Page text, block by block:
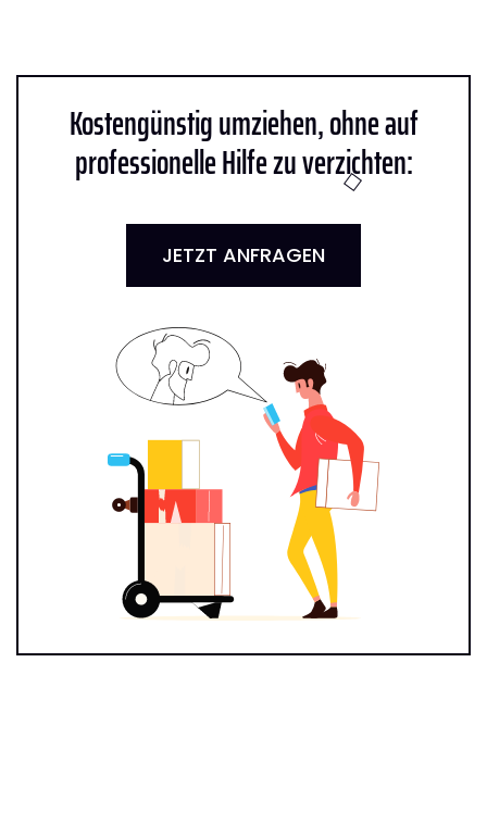
Kostengünstig umziehen, ohne auf
professionelle Hilfe zu verzichten:
JETZT ANFRAGEN